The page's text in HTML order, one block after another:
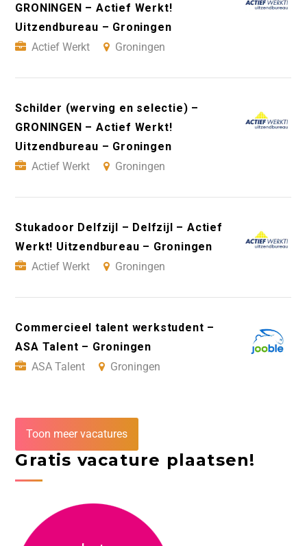
GRONINGEN – Actief Werkt!
Uitzendbureau – Groningen
Actief Werkt
Groningen
Schilder (werving en selectie) –
GRONINGEN – Actief Werkt!
Uitzendbureau – Groningen
Actief Werkt
Groningen
Stukadoor Delfzijl – Delfzijl – Actief
Werkt! Uitzendbureau – Groningen
Actief Werkt
Groningen
Commercieel talent werkstudent –
ASA Talent – Groningen
ASA Talent
Groningen
Toon meer vacatures
Gratis vacature plaatsen!